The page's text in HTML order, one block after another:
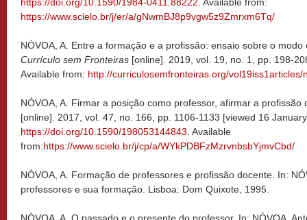
https://www.scielo.br/j/er/a/gNwmBJ8p9vgw5z9Zmrxm6Tq/
NÓVOA, A. Entre a formação e a profissão: ensaio sobre o
Currículo sem Fronteiras [online]. 2019, vol. 19, no. 1, pp. 198-
Available from: http://curriculosemfronteiras.org/vol19iss1articles/
NÓVOA, A. Firmar a posição como professor, afirmar a profissão
[online]. 2017, vol. 47, no. 166, pp. 1106-1133 [viewed 16
https://doi.org/10.1590/198053144843 . Available
from:https://www.scielo.br/j/cp/a/WYkPDBFzMzrvnbsbYjmvCbd/
NÓVOA, A. Formação de professores e profissão docente. In:
professores e sua formação. Lisboa: Dom Quixote, 1995.